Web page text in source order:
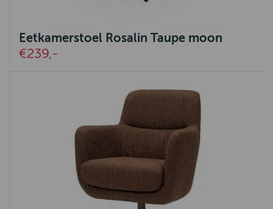
Eetkamerstoel Rosalin Taupe moon
€239,-